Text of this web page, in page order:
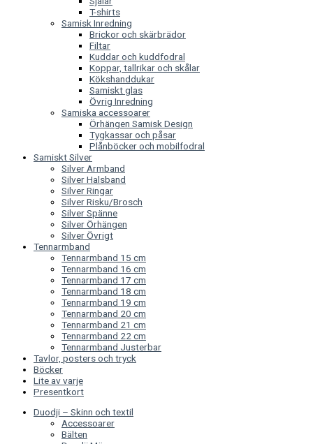
T-shirts
Samisk Inredning
Brickor och skärbrädor
Filtar
Kuddar och kuddfodral
Koppar, tallrikar och skålar
Kökshanddukar
Samiskt glas
Övrig Inredning
Samiska accessoarer
Örhängen Samisk Design
Tygkassar och påsar
Plånböcker och mobilfodral
Samiskt Silver
Silver Armband
Silver Halsband
Silver Ringar
Silver Risku/Brosch
Silver Spänne
Silver Örhängen
Silver Övrigt
Tennarmband
Tennarmband 15 cm
Tennarmband 16 cm
Tennarmband 17 cm
Tennarmband 18 cm
Tennarmband 19 cm
Tennarmband 20 cm
Tennarmband 21 cm
Tennarmband 22 cm
Tennarmband Justerbar
Tavlor, posters och tryck
Böcker
Lite av varje
Presentkort
Duodji – Skinn och textil
Accessoarer
Bälten